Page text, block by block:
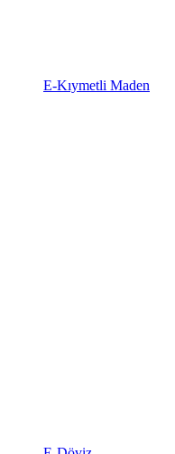
E-Kıymetli Maden